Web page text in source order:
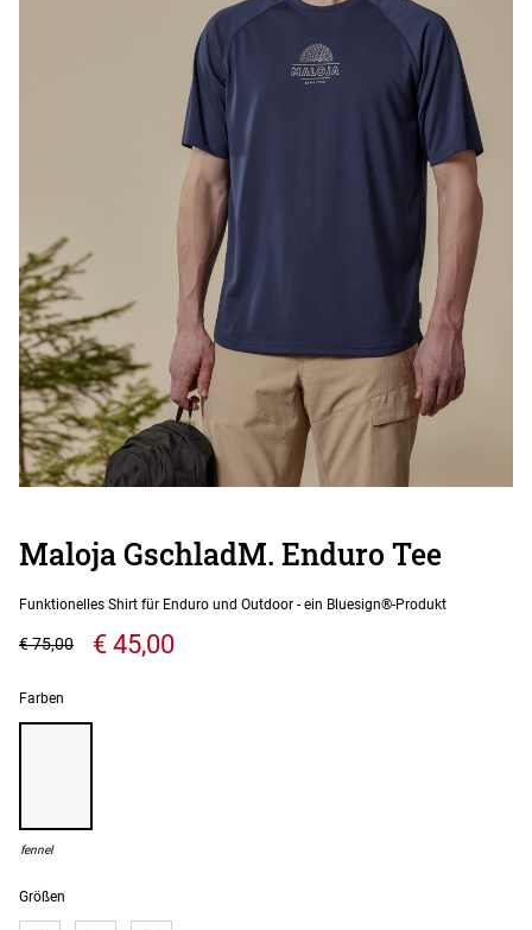
Maloja GschladM. Enduro Tee
Funktionelles Shirt für Enduro und Outdoor - ein Bluesign®-Produkt
€ 45,00
€ 75,00
Größen
Farben
fennel